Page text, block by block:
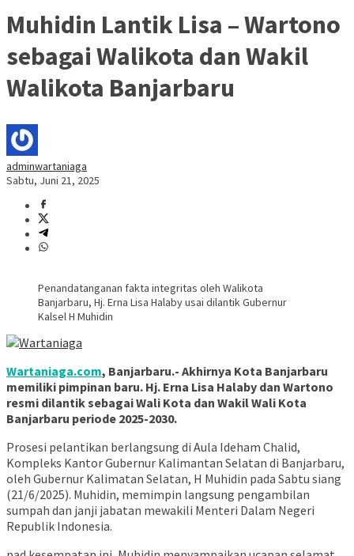
Muhidin Lantik Lisa – Wartono
sebagai Walikota dan Wakil
Walikota Banjarbaru
adminwartaniaga
Sabtu, Juni 21, 2025
Penandatanganan fakta integritas oleh Walikota
Banjarbaru, Hj. Erna Lisa Halaby usai dilantik Gubernur
Kalsel H Muhidin
Wartaniaga.com, Banjarbaru.- Akhirnya Kota Banjarbaru
memiliki pimpinan baru. Hj. Erna Lisa Halaby dan Wartono
resmi dilantik sebagai Wali Kota dan Wakil Wali Kota
Banjarbaru periode 2025-2030.
Prosesi pelantikan berlangsung di Aula Ideham Chalid,
Kompleks Kantor Gubernur Kalimantan Selatan di Banjarbaru,
oleh Gubernur Kalimatan Selatan, H Muhidin pada Sabtu siang
(21/6/2025). Muhidin, memimpin langsung pengambilan
sumpah dan janji jabatan mewakili Menteri Dalam Negeri
Republik Indonesia.